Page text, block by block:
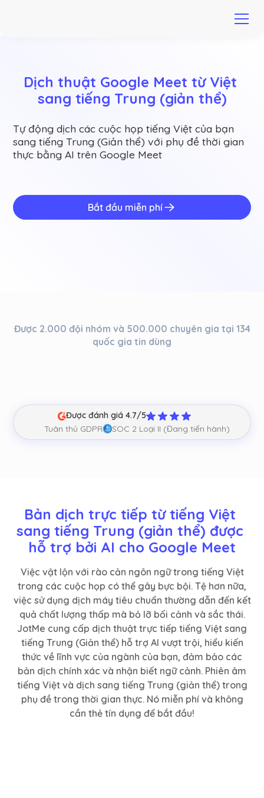
Dịch thuật Google Meet từ Việt
sang tiếng Trung (giản thể)
Tự động dịch các cuộc họp tiếng Việt của bạn
sang tiếng Trung (Giản thể) với phụ đề thời gian
thực bằng AI trên Google Meet
Bắt đầu miễn phí
Được 2.000 đội nhóm và 500.000 chuyên gia tại 134
quốc gia tin dùng
Được đánh giá 4.7/5
Tuân thủ GDPR
SOC 2 Loại II (Đang tiến hành)
Bản dịch trực tiếp từ tiếng Việt
sang tiếng Trung (giản thể) được
hỗ trợ bởi AI cho Google Meet
Việc vật lộn với rào cản ngôn ngữ trong tiếng Việt
trong các cuộc họp có thể gây bực bội. Tệ hơn nữa,
việc sử dụng dịch máy tiêu chuẩn thường dẫn đến kết
quả chất lượng thấp mà bỏ lỡ bối cảnh và sắc thái.
JotMe cung cấp dịch thuật trực tiếp tiếng Việt sang
tiếng Trung (Giản thể) hỗ trợ AI vượt trội, hiểu kiến
thức về lĩnh vực của ngành của bạn, đảm bảo các
bản dịch chính xác và nhận biết ngữ cảnh. Phiên âm
tiếng Việt và dịch sang tiếng Trung (giản thể) trong
phụ đề trong thời gian thực. Nó miễn phí và không
cần thẻ tín dụng để bắt đầu!